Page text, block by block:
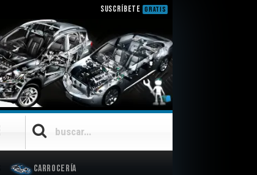
SUSCRÍBETE GRATIS
Carrocería